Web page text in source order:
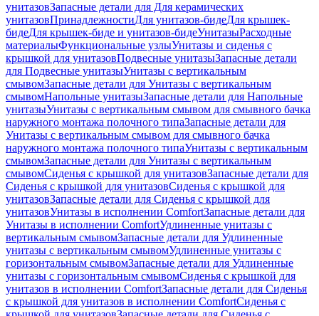
унитазовЗапасные детали для Для керамических
унитазовПринадлежностиДля унитазов-бидеДля крышек-
бидеДля крышек-биде и унитазов-бидеУнитазыРасходные
материалыФункциональные узлыУнитазы и сиденья с
крышкой для унитазовПодвесные унитазыЗапасные детали
для Подвесные унитазыУнитазы с вертикальным
смывомЗапасные детали для Унитазы с вертикальным
смывомНапольные унитазыЗапасные детали для Напольные
унитазыУнитазы с вертикальным смывом для смывного бачка
наружного монтажа полочного типаЗапасные детали для
Унитазы с вертикальным смывом для смывного бачка
наружного монтажа полочного типаУнитазы с вертикальным
смывомЗапасные детали для Унитазы с вертикальным
смывомСиденья с крышкой для унитазовЗапасные детали для
Сиденья с крышкой для унитазовСиденья с крышкой для
унитазовЗапасные детали для Сиденья с крышкой для
унитазовУнитазы в исполнении ComfortЗапасные детали для
Унитазы в исполнении ComfortУдлиненные унитазы с
вертикальным смывомЗапасные детали для Удлиненные
унитазы с вертикальным смывомУдлиненные унитазы с
горизонтальным смывомЗапасные детали для Удлиненные
унитазы с горизонтальным смывомСиденья с крышкой для
унитазов в исполнении ComfortЗапасные детали для Сиденья
с крышкой для унитазов в исполнении ComfortСиденья с